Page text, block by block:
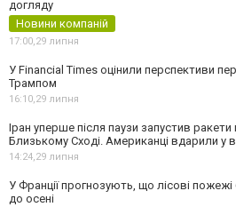
догляду
Новини компаній
17:00,29 липня
У Financial Times оцінили перспективи
Трампом
16:10,29 липня
Іран уперше після паузи запустив
Близькому Сході. Американці вдарили у
14:24,29 липня
У Франції прогнозують, що лісові
до осені